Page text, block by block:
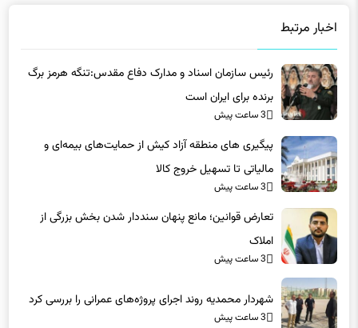
اخبار مرتبط
رئیس سازمان اسناد و مدارک دفاع مقدس:تنگه هرمز برگ
برنده برای ایران است
3 ساعت پیش
پیگیری های منطقه آزاد کیش از حمایت‌های بیمه‌ای و
مالیاتی تا تسهیل خروج کالا
3 ساعت پیش
تعارض قوانین؛ مانع پنهان سنددار شدن بخش بزرگی از
املاک
3 ساعت پیش
شهردار محمدیه روند اجرای پروژه‌های عمرانی را بررسی کرد
3 ساعت پیش